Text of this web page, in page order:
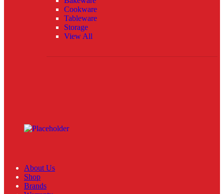
Cookware
Tableware
Storage
View All
About Us
Shop
Brands